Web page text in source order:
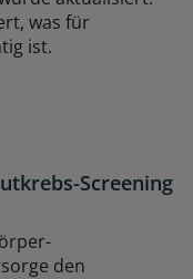
was für
ist.
Screening
den